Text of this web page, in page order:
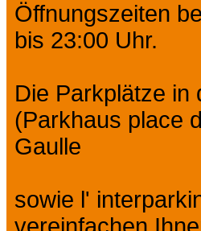
Öffnungszeiten
bis 23:00 Uhr.
Die Parkplätze in
(Parkhaus place
Gaulle
sowie l'